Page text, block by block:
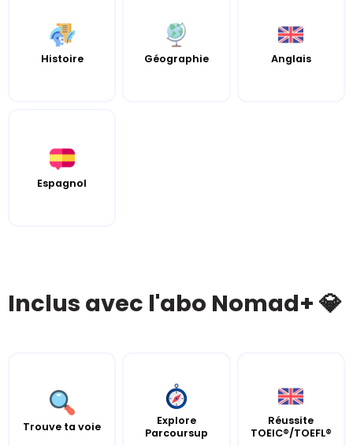
Histoire Géographie Anglais
Espagnol
Inclus avec l'abo Nomad+ 💎
Trouve ta voie
Explore
Parcoursup
Réussite
TOEIC®/TOEFL®